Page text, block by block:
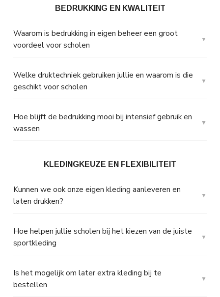
BEDRUKKING EN KWALITEIT
Waarom is bedrukking in eigen beheer een groot
voordeel voor scholen
Welke druktechniek gebruiken jullie en waarom is die
geschikt voor scholen
Hoe blijft de bedrukking mooi bij intensief gebruik en
wassen
KLEDINGKEUZE EN FLEXIBILITEIT
Kunnen we ook onze eigen kleding aanleveren en
laten drukken?
Hoe helpen jullie scholen bij het kiezen van de juiste
sportkleding
Is het mogelijk om later extra kleding bij te
bestellen